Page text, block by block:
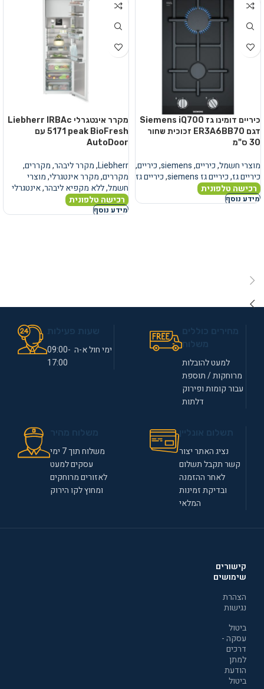
כיריים דומינו גז Siemens iQ700
דגם ER3A6BB70 זכוכית שחור
30 ס"מ
מוצרי חשמל,כיריים,
siemens
,כיריים,
כיריים גז,כיריים גז siemens ,כיריים גז
רכישה טלפונית
מידע נוסף
מקרר אינטגרלי Liebherr IRBAc
5171 peak BioFresh עם
AutoDoor
Liebherr
,מקרר ליבהר,מקררים,
מקררים,מקרר אינטגרלי,מוצרי
חשמל,ללא מקפיא ליבהר,אינטגרלי
רכישה טלפונית
מידע נוסף
למעט להובלות
מרוחקות / תוספת
עבור קומות ופירוק
דלתות
ימי חול א-ה 09:00-
17:00
נציג האתר יצור
קשר תקבל תשלום
לאחר ההזמנה
ובדיקת זמינות
המלאי
משלוח תוך 7 ימי
עסקים למעט
לאזורים מרוחקים
ומחוץ לקו הירוק
קישורים
שימושים
הצהרת
נגישות
ביטול
עסקה -
דרכים
למתן
הודעת
ביטול